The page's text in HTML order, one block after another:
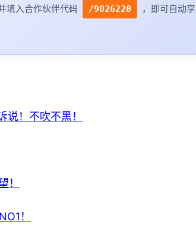
填入合作伙伴代码 /9026220
，即可自动
！不吹不黑！
！
！